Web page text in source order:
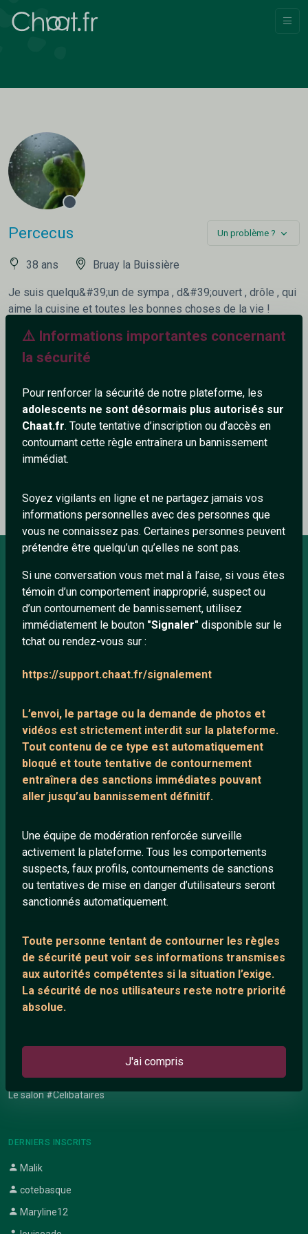
⚠️ Informations importantes concernant
la sécurité
Pour renforcer la sécurité de notre plateforme, les
adolescents ne sont désormais plus autorisés sur
Chaat.fr. Toute tentative d’inscription ou d’accès en
contournant cette règle entraînera un bannissement
immédiat.
Soyez vigilants en ligne et ne partagez jamais vos
informations personnelles avec des personnes que
vous ne connaissez pas. Certaines personnes peuvent
prétendre être quelqu’un qu’elles ne sont pas.
Si une conversation vous met mal à l’aise, si vous êtes
témoin d’un comportement inapproprié, suspect ou
d’un contournement de bannissement, utilisez
immédiatement le bouton "Signaler" disponible sur le
tchat ou rendez-vous sur :
https://support.chaat.fr/signalement
L’envoi, le partage ou la demande de photos et
vidéos est strictement interdit sur la plateforme.
Tout contenu de ce type est automatiquement
bloqué et toute tentative de contournement
entraînera des sanctions immédiates pouvant
aller jusqu’au bannissement définitif.
Une équipe de modération renforcée surveille
activement la plateforme. Tous les comportements
suspects, faux profils, contournements de sanctions
ou tentatives de mise en danger d’utilisateurs seront
sanctionnés automatiquement.
Toute personne tentant de contourner les règles
de sécurité peut voir ses informations transmises
aux autorités compétentes si la situation l’exige.
La sécurité de nos utilisateurs reste notre priorité
absolue.
J'ai compris
Percecus Un problème ?
38 ans Bruay la Buissière
Je suis quelqu&#39;un de sympa , d&#39;ouvert , drôle , qui
aime la cuisine et toutes les bonnes choses de la vie !
Ajouter un commentaire (0) Tchatter
À PROPOS
Conditions générales
Protection mineurs
Blog
Salons de discussion
Communauté
Playlists YouTube
ANNEXE
Support IRC
ARTICLES RÉCENTS
Chat en ligne
Témoignage de nathanaelle
Le salon #Celibataires
DERNIERS INSCRITS
Malik
cotebasque
Maryline12